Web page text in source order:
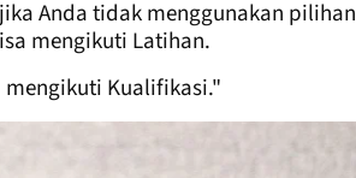
Anda tidak menggunakan pilihan
mengikuti Latihan.
mengikuti Kualifikasi."